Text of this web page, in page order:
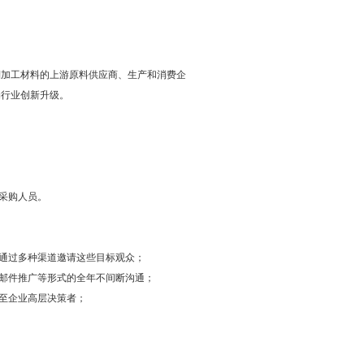
工材料的上游原料供应商、生产和消费企
业创新升级。
购人员。
过多种渠道邀请这些目标观众；
件推广等形式的全年不间断沟通；
企业高层决策者；